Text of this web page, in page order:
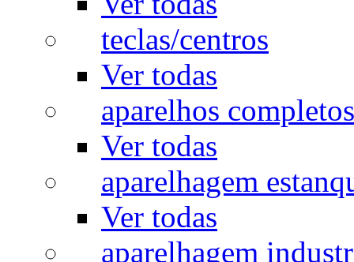
teclas/centros
Ver todas
aparelhos completos
Ver todas
aparelhagem
Ver todas
aparelhagem